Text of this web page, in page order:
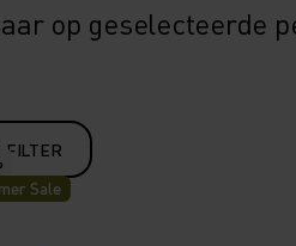
op geselecteerde
FILTER
Sale